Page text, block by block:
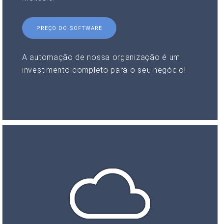
PREÇO DO SOFTWARE
A automação de nossa organização é um
investimento completo para o seu negócio!